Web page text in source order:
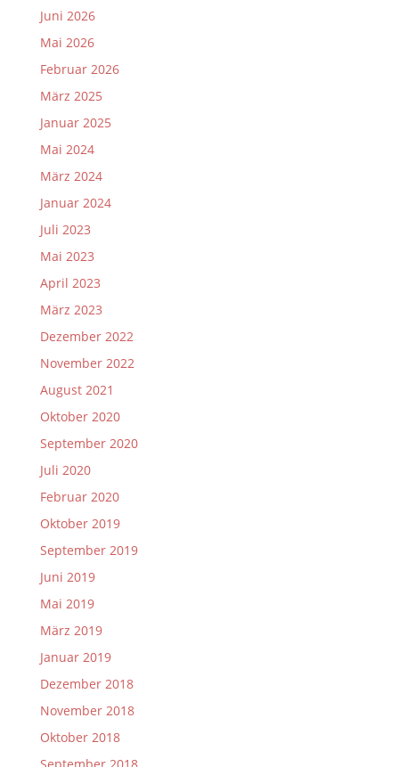
Juni 2026
Mai 2026
Februar 2026
März 2025
Januar 2025
Mai 2024
März 2024
Januar 2024
Juli 2023
Mai 2023
April 2023
März 2023
Dezember 2022
November 2022
August 2021
Oktober 2020
September 2020
Juli 2020
Februar 2020
Oktober 2019
September 2019
Juni 2019
Mai 2019
März 2019
Januar 2019
Dezember 2018
November 2018
Oktober 2018
September 2018